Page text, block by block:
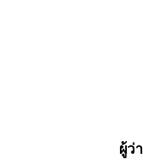
ผู้ว่